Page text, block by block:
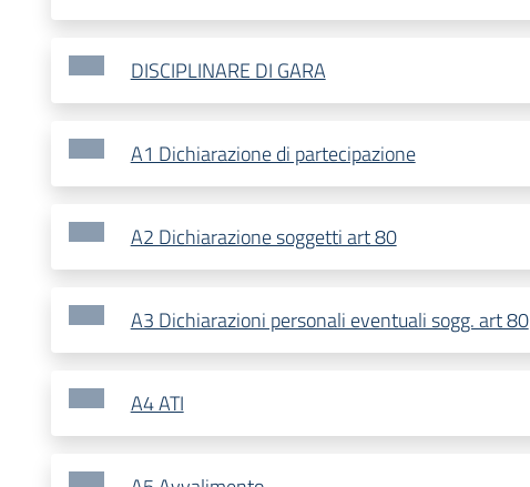
DISCIPLINARE DI GARA
A1 Dichiarazione di partecipazione
A2 Dichiarazione soggetti art 80
A3 Dichiarazioni personali eventuali sogg. art 80
A4 ATI